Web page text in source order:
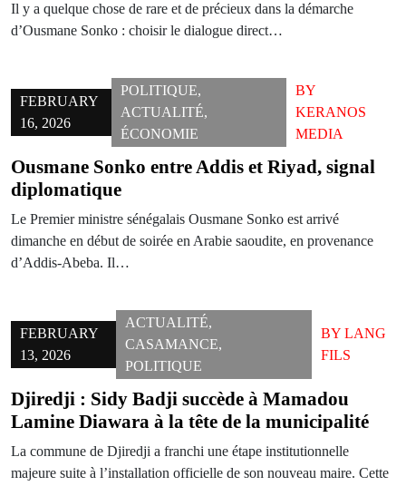
Il y a quelque chose de rare et de précieux dans la démarche
d’Ousmane Sonko : choisir le dialogue direct…
FEBRUARY
16, 2026
POLITIQUE,
ACTUALITÉ,
ÉCONOMIE
BY
KERANOS
MEDIA
Ousmane Sonko entre Addis et Riyad, signal
diplomatique
Le Premier ministre sénégalais Ousmane Sonko est arrivé
dimanche en début de soirée en Arabie saoudite, en provenance
d’Addis-Abeba. Il…
FEBRUARY
13, 2026
ACTUALITÉ,
CASAMANCE,
POLITIQUE
BY LANG
FILS
Djiredji : Sidy Badji succède à Mamadou
Lamine Diawara à la tête de la municipalité
La commune de Djiredji a franchi une étape institutionnelle
majeure suite à l’installation officielle de son nouveau maire. Cette